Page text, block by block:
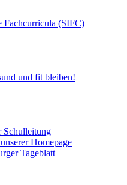
Fachcurricula (SIFC)
und fit bleiben!
Schulleitung
Homepage
Tageblatt